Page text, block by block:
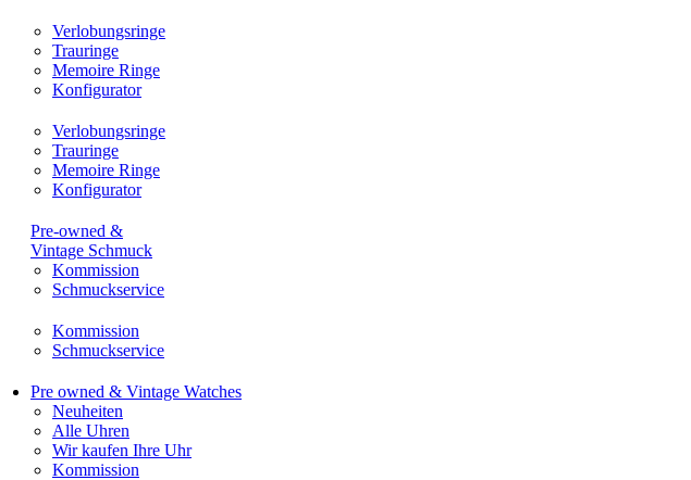
Verlobungsringe
Trauringe
Memoire Ringe
Konfigurator
Verlobungsringe
Trauringe
Memoire Ringe
Konfigurator
Pre-owned &
Vintage Schmuck
Kommission
Schmuckservice
Kommission
Schmuckservice
Pre owned & Vintage Watches
Neuheiten
Alle Uhren
Wir kaufen Ihre Uhr
Kommission